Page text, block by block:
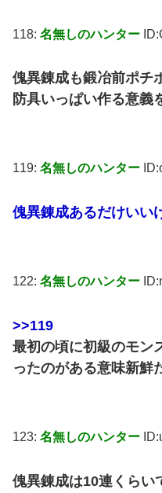
118: 名無しのハンター
傀異錬成も鍛冶前ポチ
防具いっぱい作る意義
119: 名無しのハンター
傀異錬成あるだけいい
122: 名無しのハンター
>>119
最初の頃に初級のモン
ったのがある意味新鮮
123: 名無しのハンター
傀異錬成は10連くらい